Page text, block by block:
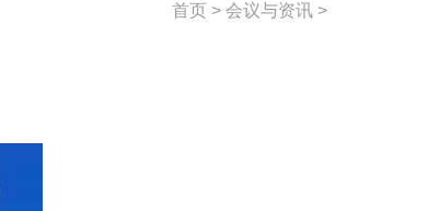
首页 > 会议与资讯 >